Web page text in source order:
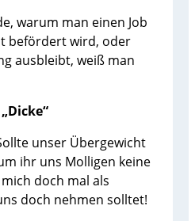
warum man einen Job
befördert wird, oder
ausbleibt, weiß man
unser Übergewicht
ihr uns Molligen keine
doch mal als
doch nehmen solltet!